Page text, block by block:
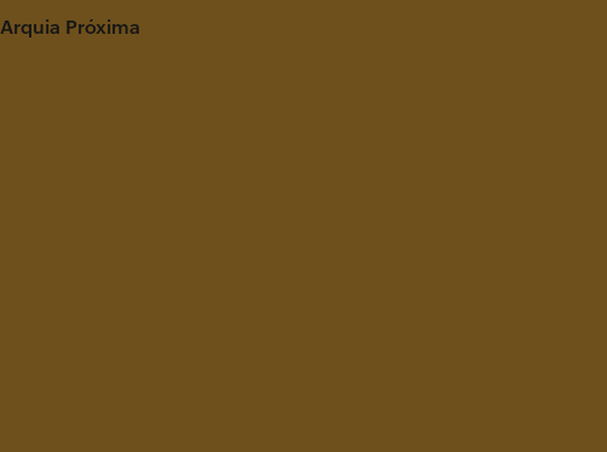
Arquia Próxima